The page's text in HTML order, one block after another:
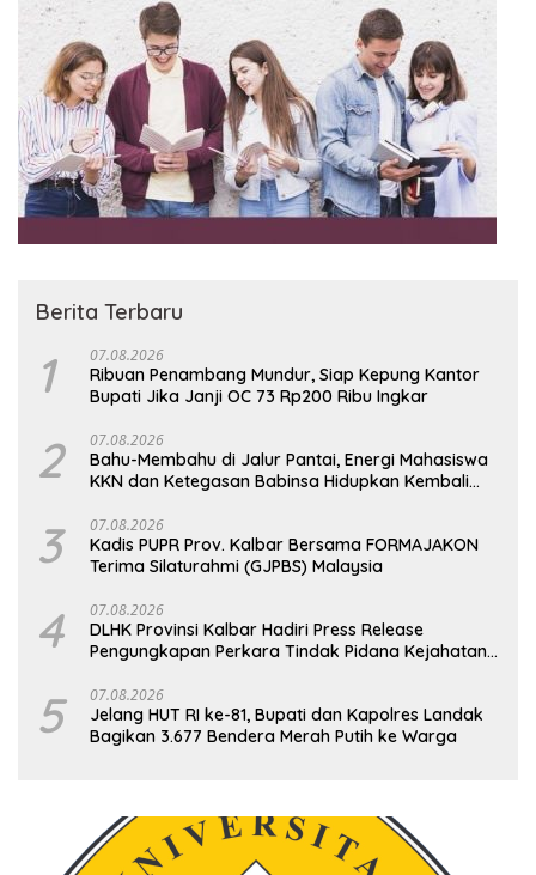
Berita Terbaru
1 07.08.2026
Ribuan Penambang Mundur, Siap Kepung Kantor
Bupati Jika Janji OC 73 Rp200 Ribu Ingkar
2 07.08.2026
Bahu-Membahu di Jalur Pantai, Energi Mahasiswa
KKN dan Ketegasan Babinsa Hidupkan Kembali
3 07.08.2026
Kadis PUPR Prov. Kalbar Bersama FORMAJAKON
Terima Silaturahmi (GJPBS) Malaysia
4 07.08.2026
DLHK Provinsi Kalbar Hadiri Press Release
Pengungkapan Perkara Tindak Pidana Kejahatan
5 07.08.2026
Jelang HUT RI ke-81, Bupati dan Kapolres Landak
Bagikan 3.677 Bendera Merah Putih ke Warga